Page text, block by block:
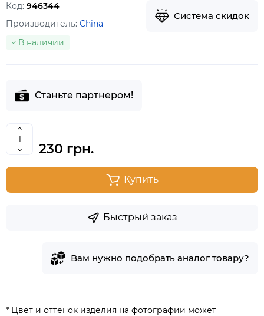
Код: 946344
Производитель: China
В наличии
Система скидок
Станьте партнером!
230 грн.
Купить
Быстрый заказ
Вам нужно подобрать аналог товару?
* Цвет и оттенок изделия на фотографии может